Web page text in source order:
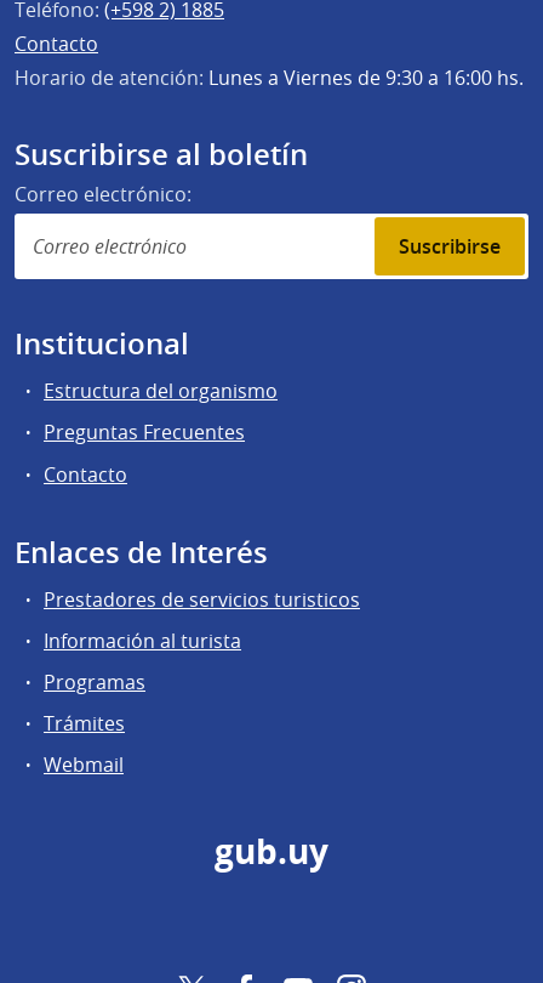
Teléfono: (+598 2) 1885
Contacto
Horario de atención: Lunes a Viernes de 9:30 a 16:00 hs.
Suscribirse al boletín
Correo electrónico:
Suscribirse
Institucional
Estructura del organismo
Preguntas Frecuentes
Contacto
Enlaces de Interés
Prestadores de servicios turisticos
Información al turista
Programas
Trámites
Webmail
gub.uy